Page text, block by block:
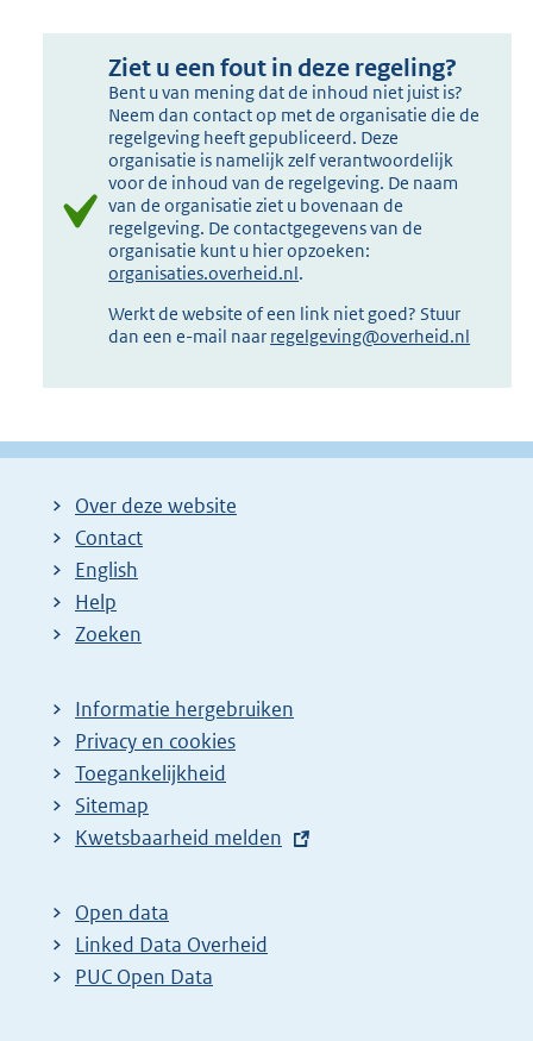
Ziet u een fout in deze regeling?
Bent u van mening dat de inhoud niet juist is?
Neem dan contact op met de organisatie die de
regelgeving heeft gepubliceerd. Deze
organisatie is namelijk zelf verantwoordelijk
voor de inhoud van de regelgeving. De naam
van de organisatie ziet u bovenaan de
regelgeving. De contactgegevens van de
organisatie kunt u hier opzoeken:
organisaties.overheid.nl.
Werkt de website of een link niet goed? Stuur
dan een e-mail naar regelgeving@overheid.nl
Over deze website
Contact
English
Help
Zoeken
Informatie hergebruiken
Privacy en cookies
Toegankelijkheid
Sitemap
E
t
e
r
Kwetsbaarheid melden
Open data
Linked Data Overheid
PUC Open Data